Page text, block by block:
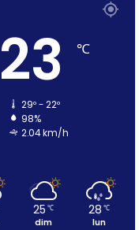
23 ℃
29º - 22º
98%
2.04 km/h
25 ℃
dim
28 ℃
lun